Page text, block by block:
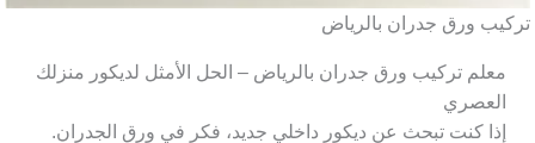
تركيب ورق جدران بالرياض
معلم تركيب ورق جدران بالرياض – الحل الأمثل لديكور منزلك
العصري
إذا كنت تبحث عن ديكور داخلي جديد، فكر في ورق الجدران.